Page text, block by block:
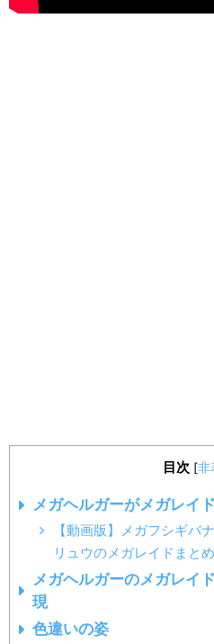
目次 [非
メガヘルガーがメガレイ
【動画版】メガフシギバ
リュウのメガレイドまとめ
メガヘルガーのメガレイ
現
色違いの姿